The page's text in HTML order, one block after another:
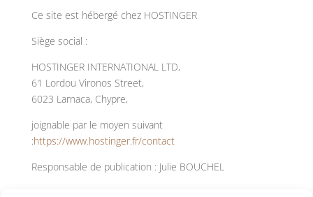
Ce site est hébergé chez HOSTINGER
Siège social :
HOSTINGER INTERNATIONAL LTD,
61 Lordou Vironos Street,
6023 Larnaca, Chypre,
joignable par le moyen suivant
:https://www.hostinger.fr/contact
Responsable de publication : Julie BOUCHEL